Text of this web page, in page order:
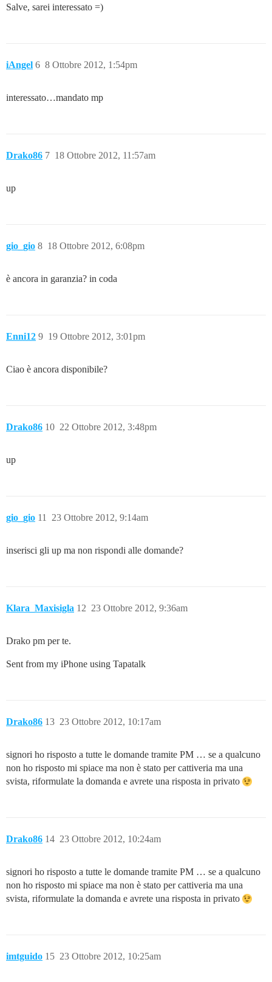
Salve, sarei interessato =)
iAngel 8 Ottobre 2012, 1:54pm
6
interessato…mandato mp
Drako86 18 Ottobre 2012, 11:57am
7
up
gio_gio 18 Ottobre 2012, 6:08pm
8
è ancora in garanzia? in coda
Enni12 19 Ottobre 2012, 3:01pm
9
Ciao è ancora disponibile?
Drako86 22 Ottobre 2012, 3:48pm
10
up
gio_gio 23 Ottobre 2012, 9:14am
11
inserisci gli up ma non rispondi alle domande?
Klara_Maxisigla 23 Ottobre 2012, 9:36am
12
Drako pm per te.
Sent from my iPhone using Tapatalk
Drako86 23 Ottobre 2012, 10:17am
13
signori ho risposto a tutte le domande tramite PM … se a qualcuno
non ho risposto mi spiace ma non è stato per cattiveria ma una
svista, riformulate la domanda e avrete una risposta in privato
Drako86 23 Ottobre 2012, 10:24am
14
signori ho risposto a tutte le domande tramite PM … se a qualcuno
non ho risposto mi spiace ma non è stato per cattiveria ma una
svista, riformulate la domanda e avrete una risposta in privato
imtguido 23 Ottobre 2012, 10:25am
15